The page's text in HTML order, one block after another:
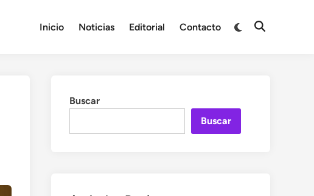
Inicio Noticias Editorial Contacto
Cambiar
Abrir
Buscar
Buscar